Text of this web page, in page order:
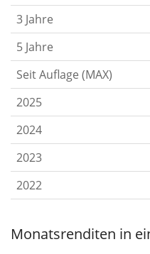
3 Jahre
5 Jahre
Seit Auflage (MAX)
2025
2024
2023
2022
Monatsrenditen in